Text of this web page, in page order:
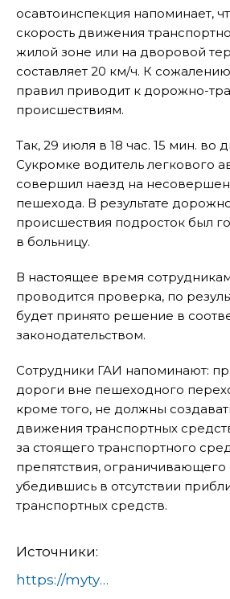
осавтоинспекция напоминает,
скорость движения
жилой зоне или на дворовой
составляет 20 км/ч. К
правил приводит к дорожно-
происшествиям.
Так, 29 июля в 18 час. 15 мин. во
Сукромке водитель легкового
совершил наезд на
пешехода. В результате
происшествия подросток был
в больницу.
В настоящее время
проводится проверка, по
будет принято решение в
законодательством.
Сотрудники ГАИ напоминают:
дороги вне пешеходного
кроме того, не должны
движения транспортных
за стоящего транспортного
препятствия, ограничивающего
убедившись в отсутствии
транспортных средств.
Источники:
https://mytyshi.ru/article/mytischinskie-gosavtoinspektory-napominayut-soblyudajte-pravila-dorozhnogo-dvizheniya-702853